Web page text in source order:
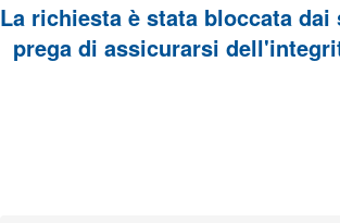
La richiesta è stata bloccata
prega di assicurarsi